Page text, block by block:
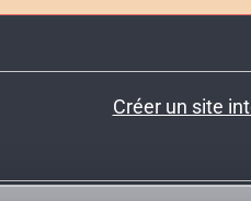
Créer un site